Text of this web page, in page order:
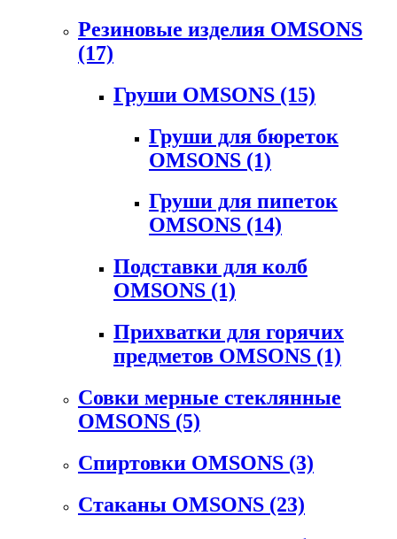
Резиновые изделия OMSONS
(17)
Груши OMSONS (15)
Груши для бюреток
OMSONS (1)
Груши для пипеток
OMSONS (14)
Подставки для колб
OMSONS (1)
Прихватки для горячих
предметов OMSONS (1)
Совки мерные стеклянные
OMSONS (5)
Спиртовки OMSONS (3)
Стаканы OMSONS (23)